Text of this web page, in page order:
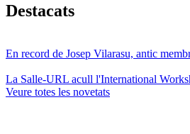
Destacats
En record de Josep Vilarasu, antic
La Salle-URL acull l'International
Veure totes les novetats